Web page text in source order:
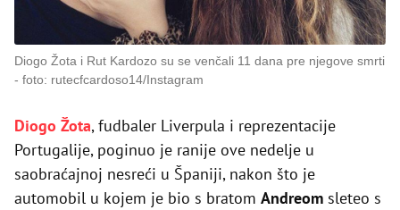
Diogo Žota i Rut Kardozo su se venčali 11 dana pre njegove smrti
foto: rutecfcardoso14/Instagram
Diogo Žota, fudbaler Liverpula i reprezentacije
Portugalije, poginuo je ranije ove nedelje u
saobraćajnoj nesreći u Španiji, nakon što je
automobil u kojem je bio s bratom Andreom sleteo s